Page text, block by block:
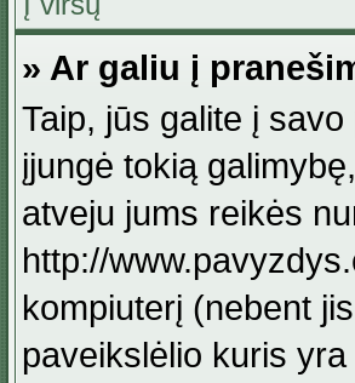
» Ar galiu į
Taip, jūs galite į
įjungė tokią
atveju jums reikės
http://
kompiuterį (nebent
paveikslėlio kuris